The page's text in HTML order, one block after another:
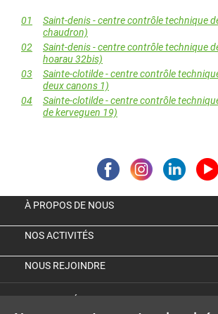
01
Saint-denis - centre contrôle technique
chaudron)
02
Saint-denis - centre contrôle technique
hoarau 32bis)
03
Sainte-clotilde - centre contrôle
deux canons 1)
04
Sainte-clotilde - centre contrôle
de kerveguen 19)
À PROPOS DE NOUS
NOS ACTIVITÉS
NOUS REJOINDRE